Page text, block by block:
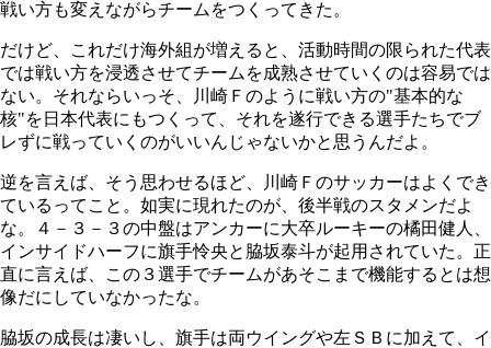
戦い方も変えながらチームをつくってきた。
だけど、これだけ海外組が増えると、活動時間の限られた代表
では戦い方を浸透させてチームを成熟させていくのは容易では
ない。それならいっそ、川崎Ｆのように戦い方の"基本的な
核"を日本代表にもつくって、それを遂行できる選手たちでブ
レずに戦っていくのがいいんじゃないかと思うんだよ。
逆を言えば、そう思わせるほど、川崎Ｆのサッカーはよくでき
ているってこと。如実に現れたのが、後半戦のスタメンだよ
な。４－３－３の中盤はアンカーに大卒ルーキーの橘田健人、
インサイドハーフに旗手怜央と脇坂泰斗が起用されていた。正
直に言えば、この３選手でチームがあそこまで機能するとは想
像だにしていなかったな。
脇坂の成長は凄いし、旗手は両ウイングや左ＳＢに加えて、イ